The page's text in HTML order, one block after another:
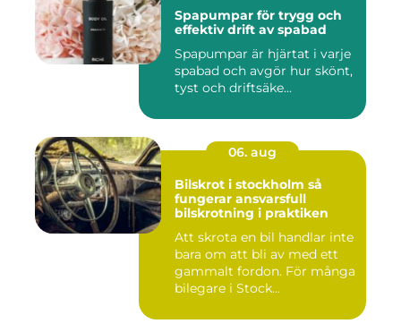
Spapumpar för trygg och
effektiv drift av spabad
Spapumpar är hjärtat i varje
spabad och avgör hur skönt,
tyst och driftsäke...
06. aug
Bilskrot i stockholm så
fungerar ansvarsfull
bilskrotning i praktiken
Att skrota en bil handlar inte
bara om att bli av med ett
gammalt fordon. För många
bilegare i Stock...